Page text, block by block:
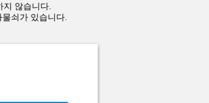
않습니다.
쇠가 있습니다.